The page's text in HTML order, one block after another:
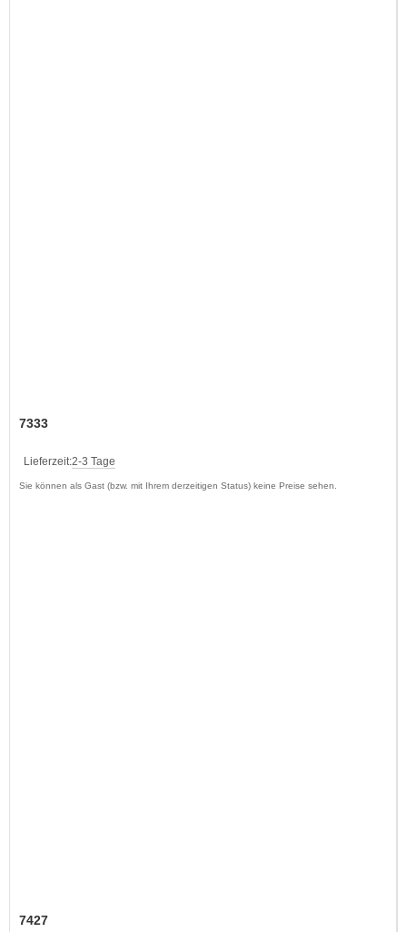
7333
Lieferzeit:2-3 Tage
Sie können als Gast (bzw. mit Ihrem derzeitigen Status) keine Preise sehen.
7427